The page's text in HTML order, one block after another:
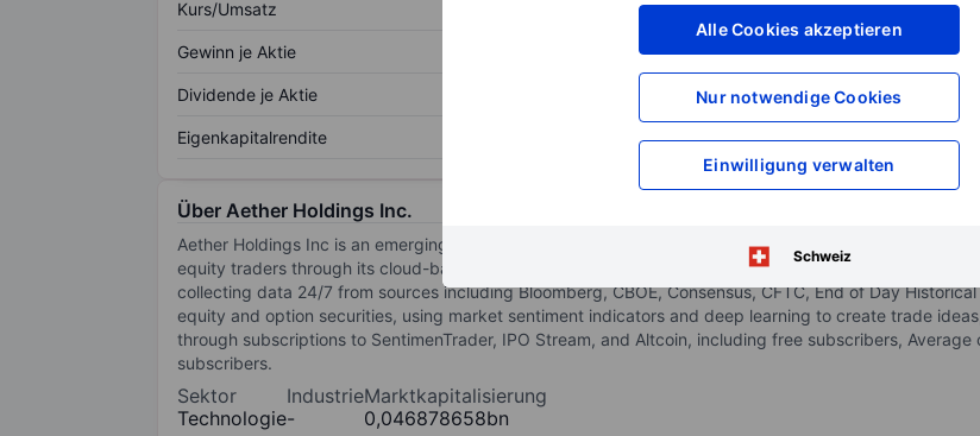
Alle Cookies akzeptieren
Nur notwendige Cookies
Einwilligung verwalten
Schweiz
Kurs/Umsatz XXXXXXX
Gewinn je Aktie XXXXXXX
Dividende je Aktie XXXXXXX
Eigenkapitalrendite XXXXXXX
Konto eröffnenum Zugriff
Über Aether Holdings Inc.
Aether Holdings Inc is an emerging financial technology platform company offering proprietary
equity traders through its cloud-based platform, SentimenTrader.com. The platform integrates AI
collecting data 24/7 from sources including Bloomberg, CBOE, Consensus, CFTC, End of Day
equity and option securities, using market sentiment indicators and deep learning to create trade
through subscriptions to SentimenTrader, IPO Stream, and Altcoin, including free subscribers,
subscribers.
Sektor
Technologie
Industrie
-
Marktkapitalisierung
0,046878658bn